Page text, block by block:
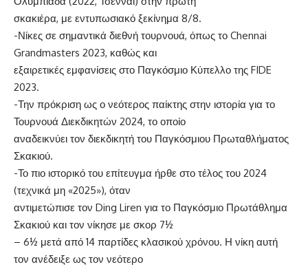
σκακιέρα, με εντυπωσιακό ξεκίνημα 8/8.
-Νίκες σε σημαντικά διεθνή τουρνουά, όπως το Chennai
Grandmasters 2023, καθώς και
εξαιρετικές εμφανίσεις στο Παγκόσμιο Κύπελλο της FIDE
2023.
-Την πρόκριση ως ο νεότερος παίκτης στην ιστορία για το
Τουρνουά Διεκδικητών 2024, το οποίο
αναδεικνύει τον διεκδικητή του Παγκόσμιου Πρωταθλήματος
Σκακιού.
-Το πιο ιστορικό του επίτευγμα ήρθε στο τέλος του 2024
(τεχνικά μη «2025»), όταν
αντιμετώπισε τον Ding Liren για το Παγκόσμιο Πρωτάθλημα
Σκακιού και τον νίκησε με σκορ 7½
– 6½ μετά από 14 παρτίδες κλασικού χρόνου. Η νίκη αυτή
τον ανέδειξε ως τον νεότερο